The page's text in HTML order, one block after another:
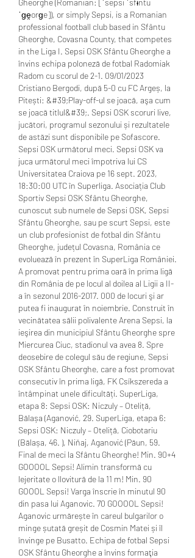
ˈɡe̯orɡe]), or simply Sepsi, is a Romanian
professional football club based in Sfântu
Gheorghe, Covasna County, that competes
in the Liga I. Sepsi OSK Sfântu Gheorghe a
învins echipa poloneză de fotbal Radomiak
Radom cu scorul de 2-1. 09/01/2023
Cristiano Bergodi, după 5-0 cu FC Argeș, la
Pitești: &#39;Play-off-ul se joacă, aşa cum
se joacă titlul&#39;. Sepsi OSK scoruri live,
jucători, programul sezonului și rezultatele
de astăzi sunt disponibile pe Sofascore.
Sepsi OSK următorul meci. Sepsi OSK va
juca următorul meci împotriva lui CS
Universitatea Craiova pe 16 sept. 2023,
18:30:00 UTC în Superliga. Asociația Club
Sportiv Sepsi OSK Sfântu Gheorghe,
cunoscut sub numele de Sepsi OSK, Sepsi
Sfântu Gheorghe, sau pe scurt Sepsi, este
un club profesionist de fotbal din Sfântu
Gheorghe, județul Covasna, România ce
evoluează în prezent în SuperLiga României.
A promovat pentru prima oară în prima ligă
din România de pe locul al doilea al Ligii a II-
a în sezonul 2016-2017. 000 de locuri şi ar
putea fi inaugurat în noiembrie. Construit în
vecinătatea sălii polivalente Arena Sepsi, la
ieşirea din municipiul Sfântu Gheorghe spre
Miercurea Ciuc, stadionul va avea 8. Spre
deosebire de colegul său de regiune, Sepsi
OSK Sfântu Gheorghe, care a fost promovat
consecutiv în prima ligă, FK Csíkszereda a
întâmpinat unele dificultăți. SuperLiga,
etapa 8: Sepsi OSK: Niczuly – Oteliță,
Bălașa (Aganović, 29. SuperLiga, etapa 6:
Sepsi OSK: Niczuly – Oteliță, Ciobotariu
(Bălașa, 46. ), Niňaj, Aganović (Păun, 59.
Final de meci la Sfântu Gheorghe! Min. 90+4
GOOOOL Sepsi! Alimin transformă cu
lejeritate o llovitură de la 11 m! Min. 90
GOOOL Sepsi! Varga înscrie în minutul 90
din pasa lui Aganovic. 70 GOOOOL Sepsi!
Aganovic urmărește în careul bulgarilor o
minge șutată greșit de Cosmin Matei și îl
învinge pe Busatto. Echipa de fotbal Sepsi
OSK Sfântu Gheorghe a învins formaţia